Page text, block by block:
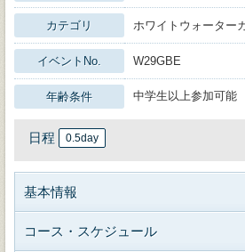
カテゴリ ホワイトウォーター
イベントNo. W29GBE
年齢条件 中学生以上参加可能
日程 0.5day
基本情報
コース・スケジュール